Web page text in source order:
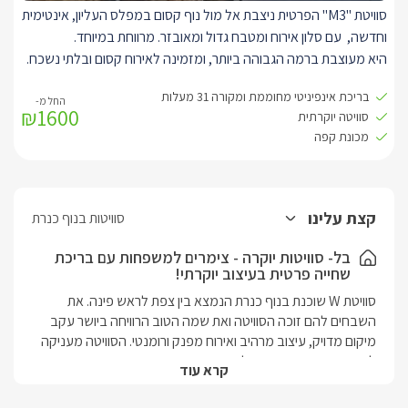
בנוסף, קיים חדר שינה עם חדר רחצה מפואר , להזמנת החדר הנוסף
בתיאום מול בעל המתחם ובתוספת תשלום.
סוויטת "M3" הפרטית ניצבת אל מול נוף קסום במפלס העליון, אינטימית
וחדשה, עם סלון אירוח ומטבח גדול ומאובזר. מרווחת במיוחד.
היא מעוצבת ברמה הגבוהה ביותר, ומזמינה לאירוח קסום ובלתי נשכח.
לאנטרנט אלחוטי.
מטבח מאובזר עם מכונת אספרסו חדשה וקפסולות, תנור ומיקרוגל,
מקרר, וכלי הגשה לשימוש המתארחים. בנוסף, שולחן אוכל.
מחוברת לאינטרנט אלחוטי.
עם אבזור מלא ויוקרתי, עם כורסאות זוגיות, שטיחים ומראות, עציצי נוי
ותאורה מיוחדת.
לסוויטה חדר רחצה מרווח וגדול במיוחד בו תמצאו עם שירותים, כיור זוגי
מהודר, עם מראות מעוצבות, ואמבט אליפסה קרמי מיוחד.
בריכת אינפיניטי מחוממת ומקורה 31 מעלות
סוויטה יוקרתית
מכונת קפה
₪1600
קצת עלינו סוויטות בנוף כנרת
בל- סוויטות יוקרה - צימרים למשפחות עם בריכת
שחייה פרטית בעיצוב יוקרתי!
קרא עוד